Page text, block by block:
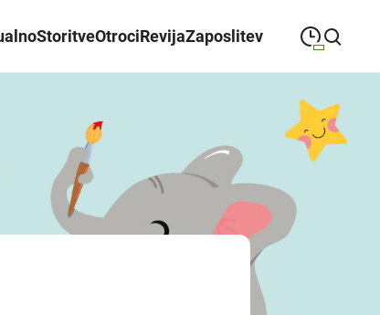
StoritveOtrociRevijaZaposlitev
Close search
—21:00
—21:00
09:00
09:00
09:00